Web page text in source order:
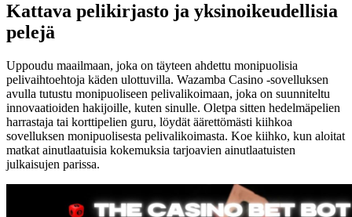
Kattava pelikirjasto ja yksinoikeudellisia
pelejä
Uppoudu maailmaan, joka on täyteen ahdettu monipuolisia
pelivaihtoehtoja käden ulottuvilla. Wazamba Casino -sovelluksen
avulla tutustu monipuoliseen pelivalikoimaan, joka on suunniteltu
innovaatioiden hakijoille, kuten sinulle. Oletpa sitten hedelmäpelien
harrastaja tai korttipelien guru, löydät äärettömästi kiihkoa
sovelluksen monipuolisesta pelivalikoimasta. Koe kiihko, kun aloitat
matkat ainutlaatuisia kokemuksia tarjoavien ainutlaatuisten
julkaisujen parissa.